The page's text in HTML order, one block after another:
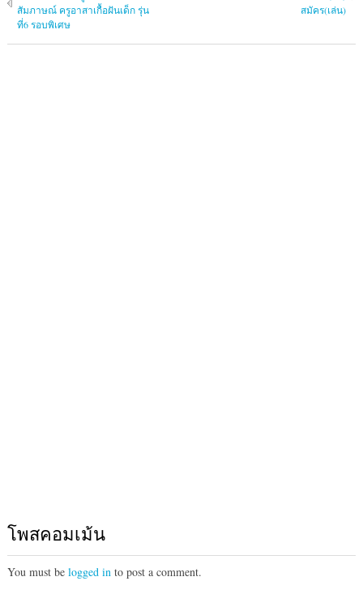
สัมภาษณ์ ครูอาสาเกื้อฝันเด็ก รุ่น
ที่6 รอบพิเศษ
สมัคร(เล่น)
โพสคอมเม้น
You must be logged into post a comment.